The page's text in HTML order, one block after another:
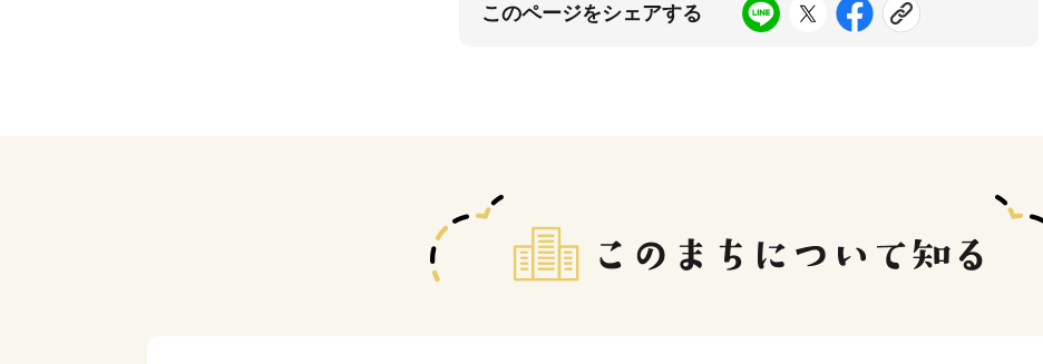
このページをシェアする